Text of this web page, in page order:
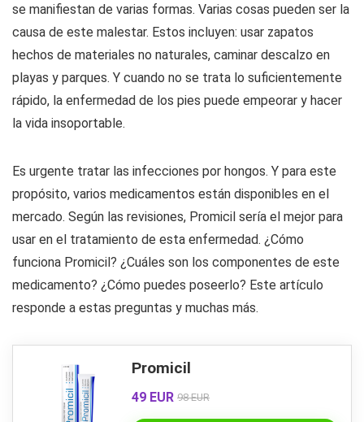
se manifiestan de varias formas. Varias cosas pueden ser la
causa de este malestar. Estos incluyen: usar zapatos
hechos de materiales no naturales, caminar descalzo en
playas y parques. Y cuando no se trata lo suficientemente
rápido, la enfermedad de los pies puede empeorar y hacer
la vida insoportable.
Es urgente tratar las infecciones por hongos. Y para este
propósito, varios medicamentos están disponibles en el
mercado. Según las revisiones, Promicil sería el mejor para
usar en el tratamiento de esta enfermedad. ¿Cómo
funciona Promicil? ¿Cuáles son los componentes de este
medicamento? ¿Cómo puedes poseerlo? Este artículo
responde a estas preguntas y muchas más.
Promicil
49 EUR 98 EUR